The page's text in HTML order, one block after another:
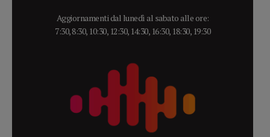
Aggiornamenti dal lunedì al sabato alle ore:
7:30, 8:30, 10:30, 12:30, 14:30, 16:30, 18:30, 19:30